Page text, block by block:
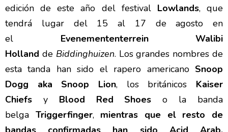
edición de este año del festival Lowlands, que
tendrá lugar del 15 al 17 de agosto en
el Evenemententerrein Walibi
Holland de Biddinghuizen. Los grandes nombres de
esta tanda han sido el rapero americano Snoop
Dogg aka Snoop Lion, los británicos Kaiser
Chiefs y Blood Red Shoes o la banda
belga Triggerfinger, mientras que el resto de